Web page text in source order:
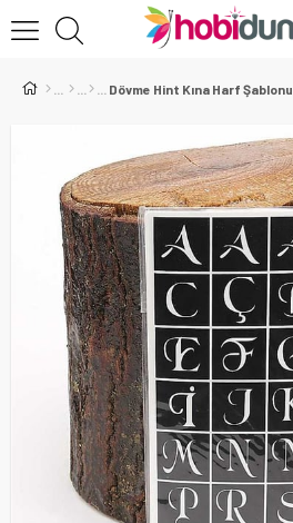
Dövme Hint Kına Harf Şablonu